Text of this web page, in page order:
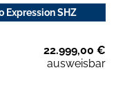
Expression SHZ
22.999,00 €
ausweisbar